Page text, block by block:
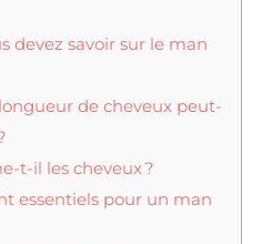
devez savoir sur le man
de cheveux peut-
t-il les cheveux ?
essentiels pour un man